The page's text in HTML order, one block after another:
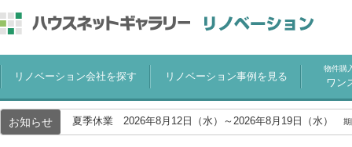
リノベーション会社を探す リノベーション事例を見る
物件購
ワン
お知らせ 夏季休業 2026年8月12日（水）～2026年8月19日（水）